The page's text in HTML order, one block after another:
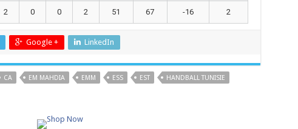
2 0 0 2 51 67 -16 2
Google + LinkedIn
CA EM MAHDIA EMM ESS EST
HANDBALL TUNISIE